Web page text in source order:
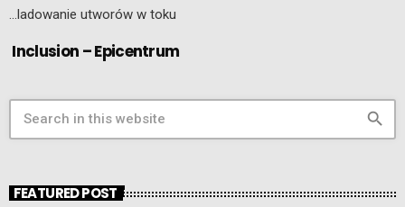
…ladowanie utworów w toku
Inclusion – Epicentrum
search
FEATURED POST